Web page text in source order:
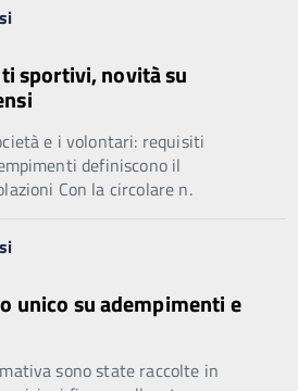
sportivi, novità su
e i volontari: requisiti
definiscono il
Con la circolare n.
unico su adempimenti e
sono state raccolte in